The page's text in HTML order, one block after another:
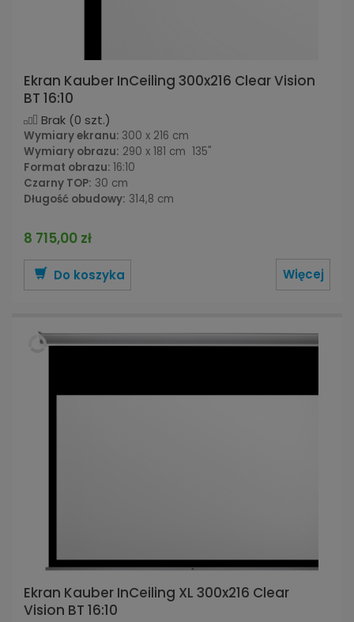
Ekran Kauber InCeiling 300x216 Clear Vision
BT 16:10
Brak (0 szt.)
Wymiary ekranu: 300 x 216 cm
Wymiary obrazu: 290 x 181 cm 135"
Format obrazu: 16:10
Czarny TOP: 30 cm
Długość obudowy: 314,8 cm
8 715,00 zł
Do koszyka Więcej
Ekran Kauber InCeiling XL 300x216 Clear
Vision BT 16:10